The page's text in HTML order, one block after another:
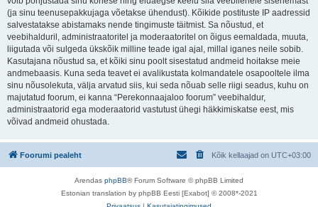
(ja sinu teenusepakkujaga võetakse ühendust). Kõikide postituste IP aadressid
salvestatakse abistamaks nende tingimuste täitmist. Sa nõustud, et
veebihalduril, administraatoritel ja moderaatoritel on õigus eemaldada, muuta,
liigutada või sulgeda ükskõik milline teade igal ajal, millal iganes neile sobib.
Kasutajana nõustud sa, et kõiki sinu poolt sisestatud andmeid hoitakse meie
andmebaasis. Kuna seda teavet ei avalikustata kolmandatele osapooltele ilma
sinu nõusolekuta, välja arvatud siis, kui seda nõuab selle riigi seadus, kuhu on
majutatud foorum, ei kanna “Perekonnaajaloo foorum” veebihaldur,
administraatorid ega moderaatorid vastutust ühegi häkkimiskatse eest, mis
võivad andmeid ohustada.
Foorumi pealeht Kõik kellaajad on UTC+03:00
Arendas phpBB® Forum Software © phpBB Limited
Estonian translation by phpBB Eesti [Exabot] © 2008*-2021